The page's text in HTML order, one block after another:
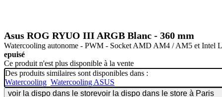
Asus ROG RYUO III ARGB Blanc - 360 mm
Watercooling autonome - PWM - Socket AMD AM4 / AM5 et Intel
epuisé
Ce produit n'est plus disponible à la vente
Des produits similaires sont disponibles dans :
Watercooling Watercooling ASUS
voir la dispo dans le storevoir la dispo dans le store à Paris